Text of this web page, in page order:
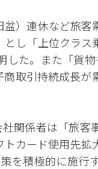
）連休など旅客
し「上位クラス
た。また「貨
取引持続成長が
関係者は「旅客
カード使用先拡
を積極的に施行